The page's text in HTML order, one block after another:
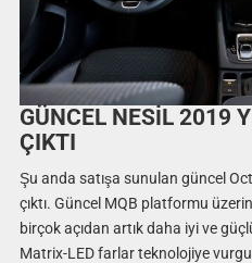
GÜNCEL NESİL 2019
ÇIKTI
Şu anda satışa sunulan güncel
çıktı. Güncel MQB platformu
birçok açıdan artık daha iyi ve
Matrix-LED farlar teknolojiye